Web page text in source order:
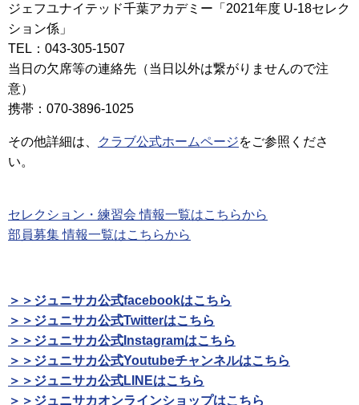
ジェフユナイテッド千葉アカデミー「2021年度 U-18セレク
ション係」
TEL：043-305-1507
当日の欠席等の連絡先（当日以外は繋がりませんので注
意）
携帯：070-3896-1025
その他詳細は、 クラブ公式ホームページをご参照くださ
い。
セレクション・練習会 情報一覧はこちらから
部員募集 情報一覧はこちらから
＞＞ジュニサカ公式facebookはこちら
＞＞ジュニサカ公式Twitterはこちら
＞＞ジュニサカ公式Instagramはこちら
＞＞ジュニサカ公式Youtubeチャンネルはこちら
＞＞ジュニサカ公式LINEはこちら
＞＞ジュニサカオンラインショップはこちら